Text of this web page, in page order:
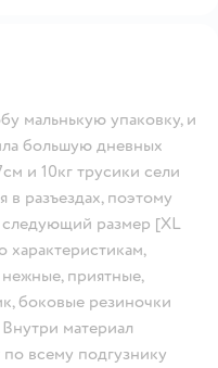
мальнькую упаковку, и
большую дневных
и 10кг трусики сели
разъездах, поэтому
следующий размер [ХL
характеристикам,
приятные,
боковые резиночки
материал
всему подгузнику